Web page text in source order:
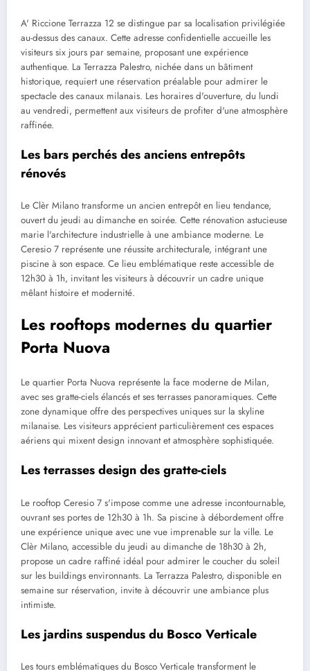
A' Riccione Terrazza 12 se distingue par sa localisation privilégiée
au-dessus des canaux. Cette adresse confidentielle accueille les
visiteurs six jours par semaine, proposant une expérience
authentique. La Terrazza Palestro, nichée dans un bâtiment
historique, requiert une réservation préalable pour admirer le
spectacle des canaux milanais. Les horaires d'ouverture, du lundi
au vendredi, permettent aux visiteurs de profiter d'une atmosphère
raffinée.
Les bars perchés des anciens entrepôts
rénovés
Le Clèr Milano transforme un ancien entrepôt en lieu tendance,
ouvert du jeudi au dimanche en soirée. Cette rénovation astucieuse
marie l'architecture industrielle à une ambiance moderne. Le
Ceresio 7 représente une réussite architecturale, intégrant une
piscine à son espace. Ce lieu emblématique reste accessible de
12h30 à 1h, invitant les visiteurs à découvrir un cadre unique
mêlant histoire et modernité.
Les rooftops modernes du quartier
Porta Nuova
Le quartier Porta Nuova représente la face moderne de Milan,
avec ses gratte-ciels élancés et ses terrasses panoramiques. Cette
zone dynamique offre des perspectives uniques sur la skyline
milanaise. Les visiteurs apprécient particulièrement ces espaces
aériens qui mixent design innovant et atmosphère sophistiquée.
Les terrasses design des gratte-ciels
Le rooftop Ceresio 7 s'impose comme une adresse incontournable,
ouvrant ses portes de 12h30 à 1h. Sa piscine à débordement offre
une expérience unique avec une vue imprenable sur la ville. Le
Clèr Milano, accessible du jeudi au dimanche de 18h30 à 2h,
propose un cadre raffiné idéal pour admirer le coucher du soleil
sur les buildings environnants. La Terrazza Palestro, disponible en
semaine sur réservation, invite à découvrir une ambiance plus
intimiste.
Les jardins suspendus du Bosco Verticale
Les tours emblématiques du Bosco Verticale transforment le